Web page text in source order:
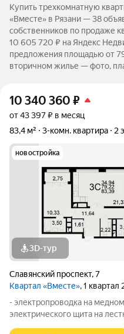
Купить трехкомнатную
«Вместе» в Рязани — 38
собственников по продаже
10 605 720 ₽ на Яндекс
предложения площадью от
вторичном жилье — фото,
10 340 360 ₽
от 43 397 ₽ в месяц
83,4 м²
3-комн. квартира 2
новостройка
3D-тур
Славянский проспект,7
Квартал «Вместе», 1 квартал
- электропроводка на
электрического щита на